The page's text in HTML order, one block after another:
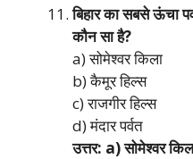
बिहार का सबसे ऊंचा
कौन सा है?
a) सोमेश्वर किला
b) कैमूर हिल्स
c) राजगीर हिल्स
d) मंदार पर्वत
उत्तर: a) सोमेश्वर